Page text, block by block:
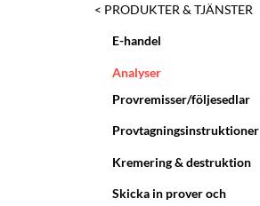
PRODUKTER & TJÄNSTER
E-handel
Analyser
Provremisser/följesedlar
Provtagningsinstruktioner
Kremering & destruktion
Skicka in prover och